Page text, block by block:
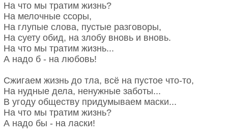
На что мы тратим жизнь?
На мелочные ссоры,
На глупые слова, пустые разговоры,
На суету обид, на злобу вновь и вновь.
На что мы тратим жизнь...
А надо б - на любовь!
Сжигаем жизнь до тла, всё на пустое что-то,
На нудные дела, ненужные заботы...
В угоду обществу придумываем маски...
На что мы тратим жизнь?
А надо бы - на ласки!